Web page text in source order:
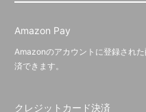
Amazon Pay
Amazonのアカウントに登録され
済できます。
クレジットカード決済